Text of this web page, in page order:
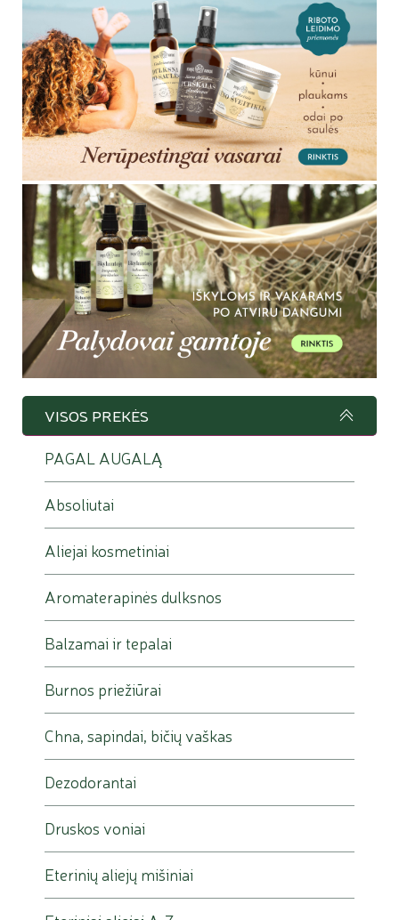
VISOS PREKĖS
PAGAL AUGALĄ
Absoliutai
Aliejai kosmetiniai
Aromaterapinės dulksnos
Balzamai ir tepalai
Burnos priežiūrai
Chna, sapindai, bičių vaškas
Dezodorantai
Druskos voniai
Eterinių aliejų mišiniai